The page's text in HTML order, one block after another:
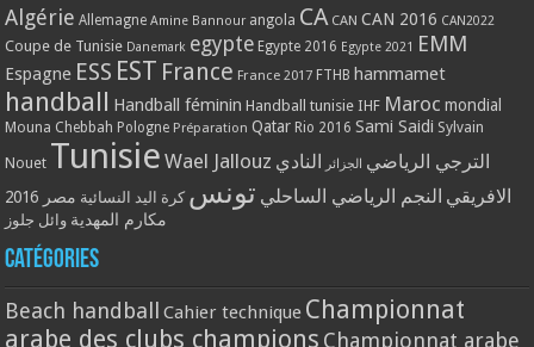
Algérie Allemagne Amine Bannour angola CA CAN CAN 2016 CAN2022
Coupe de Tunisie Danemark egypte Egypte 2016 Egypte 2021 EMM
Espagne ESS EST France France 2017 FTHB hammamet
handball Handball féminin Handball tunisie IHF Maroc mondial
Mouna Chebbah Pologne Préparation Qatar Rio 2016 Sami Saidi Sylvain
Nouet Tunisie Wael Jallouz الترجي الرياضي الجزائر النادي
الافريقي النجم الرياضي الساحلي تونس كرة اليد النسائية مصر 2016
مكارم المهدية وائل جلوز
Catégories
Beach handball Cahier technique Championnat
arabe des clubs champions Championnat arabe